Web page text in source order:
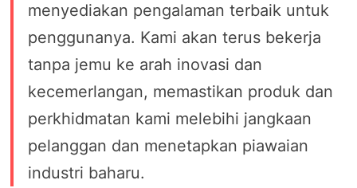
menyediakan pengalaman terbaik untuk
penggunanya. Kami akan terus bekerja
tanpa jemu ke arah inovasi dan
kecemerlangan, memastikan produk dan
perkhidmatan kami melebihi jangkaan
pelanggan dan menetapkan piawaian
industri baharu.